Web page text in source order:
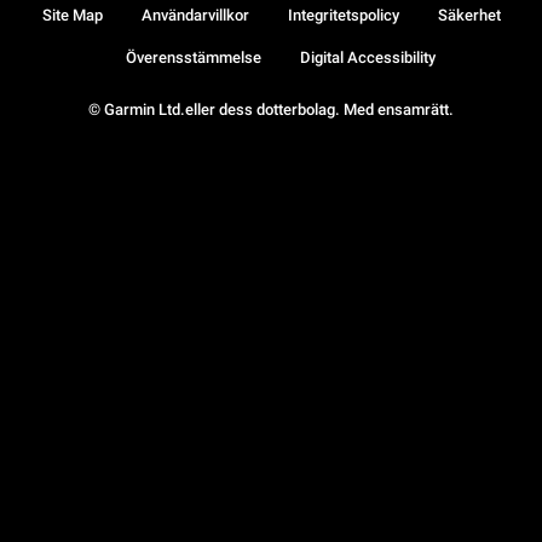
© Garmin Ltd.eller dess dotterbolag. Med ensamrätt.
Site Map Användarvillkor Integritetspolicy Säkerhet
Överensstämmelse Digital Accessibility